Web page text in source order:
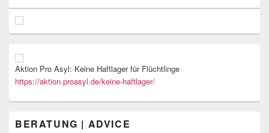
Aktion Pro Asyl: Keine Haftlager für Flüchtlinge
https://aktion.proasyl.de/keine-haftlager/
BERATUNG | ADVICE